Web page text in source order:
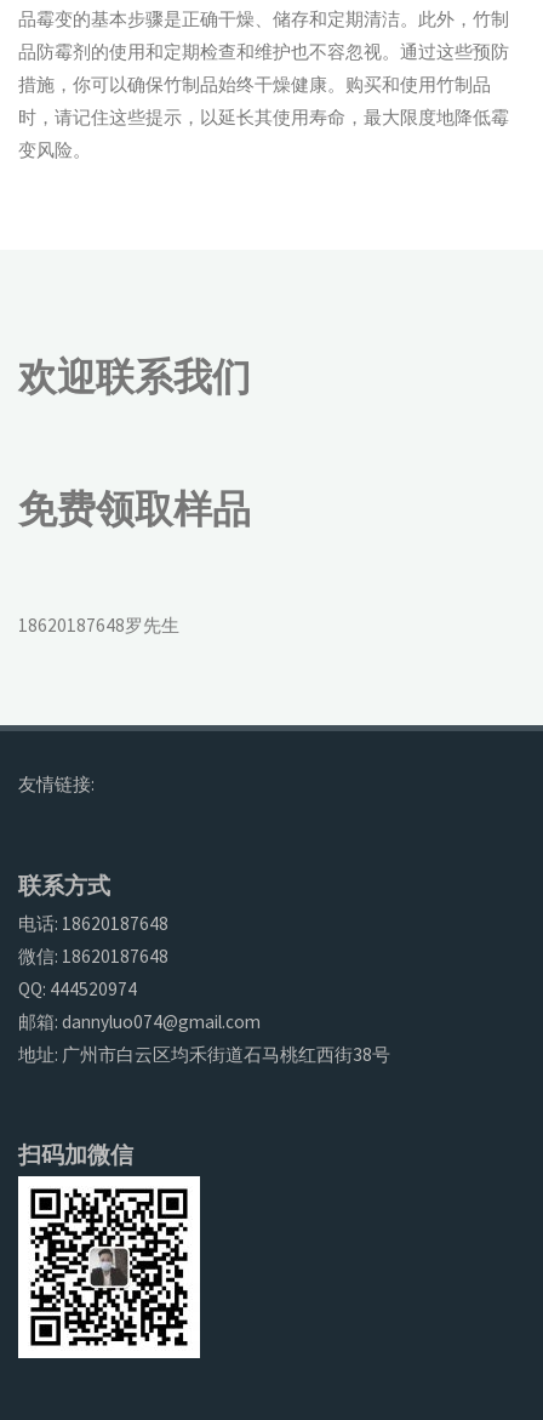
品霉变的基本步骤是正确干燥、储存和定期清洁。此外，竹制
品防霉剂的使用和定期检查和维护也不容忽视。通过这些预防
措施，你可以确保竹制品始终干燥健康。购买和使用竹制品
时，请记住这些提示，以延长其使用寿命，最大限度地降低霉
变风险。
欢迎联系我们
免费领取样品
18620187648罗先生
友情链接:
联系方式
电话: 18620187648
微信: 18620187648
QQ: 444520974
邮箱: dannyluo074@gmail.com
地址: 广州市白云区均禾街道石马桃红西街38号
扫码加微信